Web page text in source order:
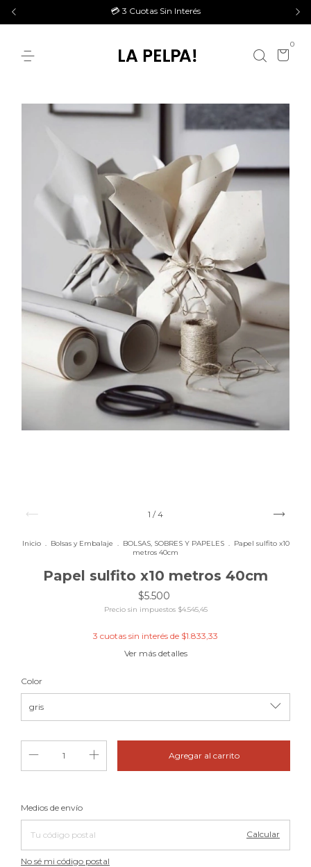
💳 3 Cuotas Sin Interés
0
1 /4
Inicio . Bolsas y Embalaje . BOLSAS, SOBRES Y PAPELES . Papel sulfito x10
metros 40cm
Papel sulfito x10 metros 40cm
$5.500
Precio sin impuestos $4.545,45
3 cuotas sin interés de $1.833,33
Ver más detalles
Color
Entregas para el CP:
Medios de envío
Calcular
No sé mi código postal